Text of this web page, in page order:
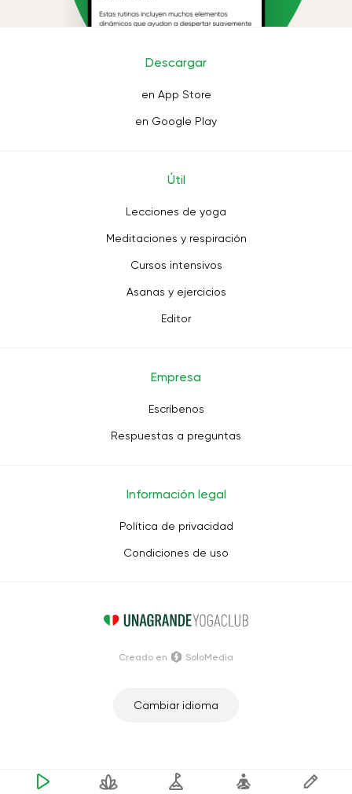
Descargar
en App Store
en Google Play
Útil
Lecciones de yoga
Meditaciones y respiración
Cursos intensivos
Asanas y ejercicios
Editor
Empresa
Escríbenos
Respuestas a preguntas
Información legal
Política de privacidad
Condiciones de uso
Cambiar idioma
Creado en SoloMedia